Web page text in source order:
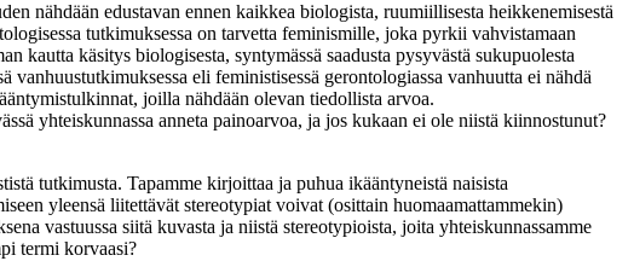
nähdään edustavan ennen kaikkea biologista, ruumiillisesta heikkenemisestä
tutkimuksessa on tarvetta feminismille, joka pyrkii vahvistamaan
kautta käsitys biologisesta, syntymässä saadusta pysyvästä sukupuolesta
eli feministisessä gerontologiassa vanhuutta ei nähdä
joilla nähdään olevan tiedollista arvoa.
yhteiskunnassa anneta painoarvoa, ja jos kukaan ei ole niistä kiinnostunut?
tutkimusta. Tapamme kirjoittaa ja puhua ikääntyneistä naisista
yleensä liitettävät stereotypiat voivat (osittain huomaamattammekin)
vastuussa siitä kuvasta ja niistä stereotypioista, joita yhteiskunnassamme
termi korvaasi?